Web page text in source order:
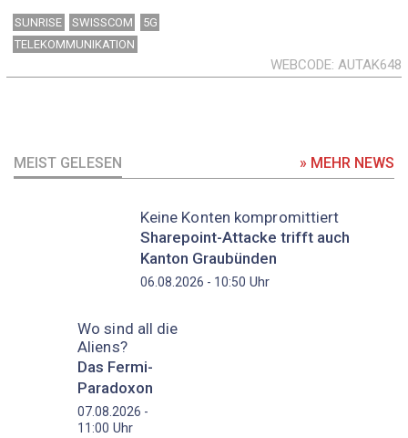
SUNRISE SWISSCOM
5G
TELEKOMMUNIKATION
WEBCODE AUTAK648
MEIST GELESEN » MEHR NEWS
Keine Konten kompromittiert
Sharepoint-Attacke trifft auch
Kanton Graubünden
06.08.2026 - 10:50 Uhr
Wo sind all die
Aliens?
Das Fermi-
Paradoxon
07.08.2026 -
11:00 Uhr